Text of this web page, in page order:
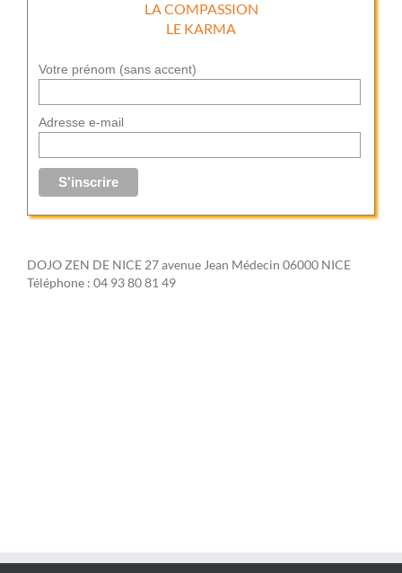
LA COMPASSION
LE KARMA
Votre prénom (sans accent)
Adresse e-mail
DOJO ZEN DE NICE 27 avenue Jean Médecin 06000 NICE
Téléphone : 04 93 80 81 49